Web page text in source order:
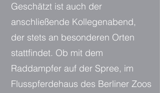
Geschätzt ist auch der
anschließende Kollegenabend,
der stets an besonderen Orten
stattfindet. Ob mit dem
Raddampfer auf der Spree, im
Flusspferdehaus des Berliner Zoos